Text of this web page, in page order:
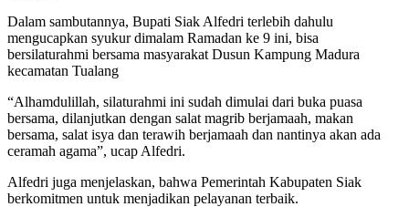
Dalam sambutannya, Bupati Siak Alfedri terlebih dahulu
mengucapkan syukur dimalam Ramadan ke 9 ini, bisa
bersilaturahmi bersama masyarakat Dusun Kampung Madura
kecamatan Tualang
“Alhamdulillah, silaturahmi ini sudah dimulai dari buka puasa
bersama, dilanjutkan dengan salat magrib berjamaah, makan
bersama, salat isya dan terawih berjamaah dan nantinya akan ada
ceramah agama”, ucap Alfedri.
Alfedri juga menjelaskan, bahwa Pemerintah Kabupaten Siak
berkomitmen untuk menjadikan pelayanan terbaik.